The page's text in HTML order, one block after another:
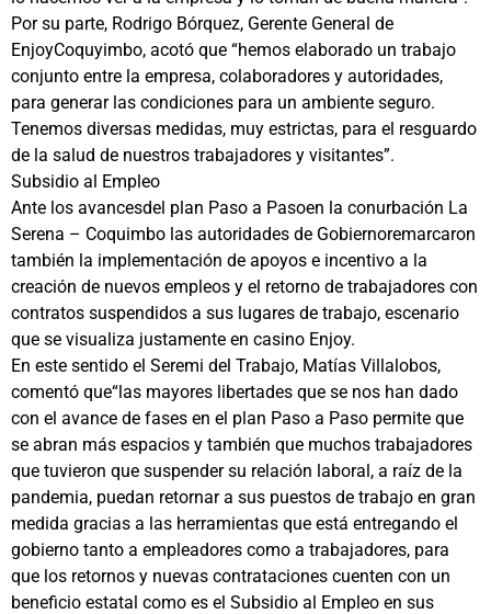
Por su parte, Rodrigo Bórquez, Gerente General de
EnjoyCoquyimbo, acotó que “hemos elaborado un trabajo
conjunto entre la empresa, colaboradores y autoridades,
para generar las condiciones para un ambiente seguro.
Tenemos diversas medidas, muy estrictas, para el resguardo
de la salud de nuestros trabajadores y visitantes”.
Subsidio al Empleo
Ante los avancesdel plan Paso a Pasoen la conurbación La
Serena – Coquimbo las autoridades de Gobiernoremarcaron
también la implementación de apoyos e incentivo a la
creación de nuevos empleos y el retorno de trabajadores con
contratos suspendidos a sus lugares de trabajo, escenario
que se visualiza justamente en casino Enjoy.
En este sentido el Seremi del Trabajo, Matías Villalobos,
comentó que“las mayores libertades que se nos han dado
con el avance de fases en el plan Paso a Paso permite que
se abran más espacios y también que muchos trabajadores
que tuvieron que suspender su relación laboral, a raíz de la
pandemia, puedan retornar a sus puestos de trabajo en gran
medida gracias a las herramientas que está entregando el
gobierno tanto a empleadores como a trabajadores, para
que los retornos y nuevas contrataciones cuenten con un
beneficio estatal como es el Subsidio al Empleo en sus